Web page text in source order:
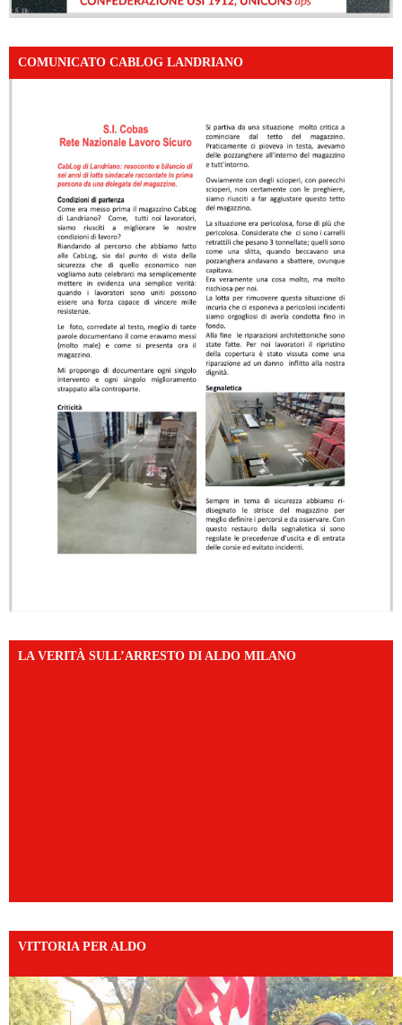
COMUNICATO CABLOG LANDRIANO
LA VERITÀ SULL’ARRESTO DI ALDO MILANO
VITTORIA PER ALDO